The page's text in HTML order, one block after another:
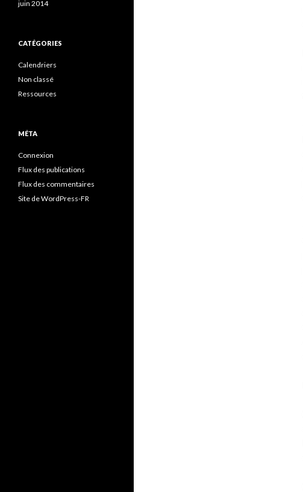
juin 2014
CATÉGORIES
Calendriers
Non classé
Ressources
MÉTA
Connexion
Flux des publications
Flux des commentaires
Site de WordPress-FR